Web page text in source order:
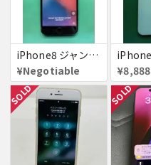
iPhone8 ジャンク品
¥Negotiable
¥8,888
SOLD SOLD